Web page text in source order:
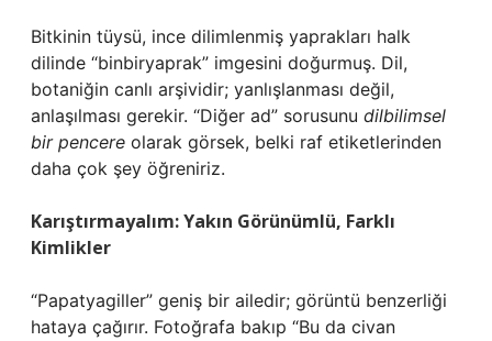
Bitkinin tüysü, ince dilimlenmiş yaprakları halk
dilinde “binbiryaprak” imgesini doğurmuş. Dil,
botaniğin canlı arşividir; yanlışlanması değil,
anlaşılması gerekir. “Diğer ad” sorusunu dilbilimsel
bir pencere olarak görsek, belki raf etiketlerinden
daha çok şey öğreniriz.
Karıştırmayalım: Yakın Görünümlü, Farklı
Kimlikler
“Papatyagiller” geniş bir ailedir; görüntü benzerliği
hataya çağırır. Fotoğrafa bakıp “Bu da civan